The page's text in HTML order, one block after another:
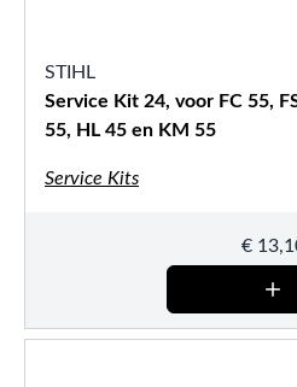
STIHL
Service Kit 24, voor FC 55,
55, HL 45 en KM 55
Service Kits
€